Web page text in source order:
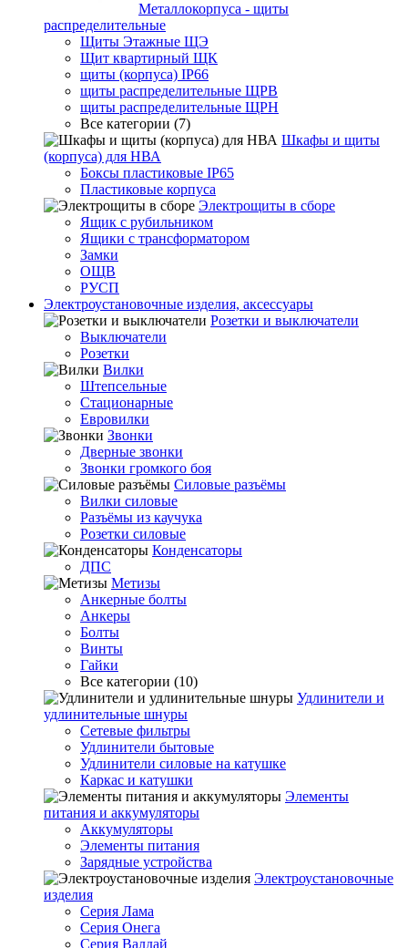
Металлокорпуса - щиты
распределительные
Щиты Этажные ЩЭ
Щит квартирный ЩК
щиты (корпуса) IP66
щиты распределительные ЩРВ
щиты распределительные ЩРН
Все категории (7)
Шкафы и щиты
(корпуса) для НВА
Боксы пластиковые IP65
Пластиковые корпуса
Электрощиты в сборе
Ящик с рубильником
Ящики с трансформатором
Замки
ОЩВ
РУСП
Электроустановочные изделия, аксессуары
Розетки и выключатели
Выключатели
Розетки
Вилки
Штепсельные
Стационарные
Евровилки
Звонки
Дверные звонки
Звонки громкого боя
Силовые разъёмы
Вилки силовые
Разъёмы из каучука
Розетки силовые
Конденсаторы
ДПС
Метизы
Анкерные болты
Анкеры
Болты
Винты
Гайки
Все категории (10)
Удлинители и
удлинительные шнуры
Сетевые фильтры
Удлинители бытовые
Удлинители силовые на катушке
Каркас и катушки
Элементы
питания и аккумуляторы
Аккумуляторы
Элементы питания
Зарядные устройства
Электроустановочные
изделия
Серия Лама
Серия Онега
Серия Валдай